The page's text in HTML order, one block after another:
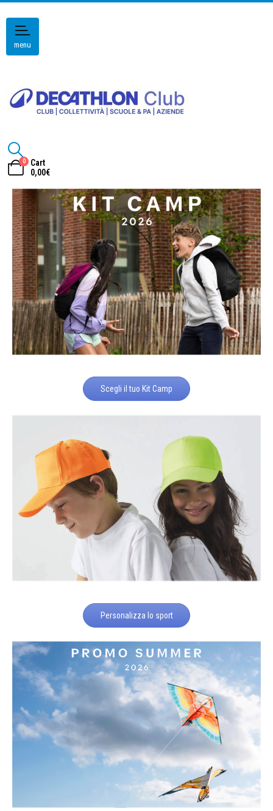
menu
0
Cart
0,00€
Scegli il tuo Kit Camp
Personalizza lo sport